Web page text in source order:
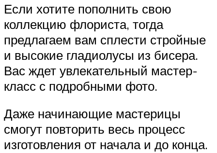
Если хотите пополнить свою
коллекцию флориста, тогда
предлагаем вам сплести стройные
и высокие гладиолусы из бисера.
Вас ждет увлекательный мастер-
класс с подробными фото.
Даже начинающие мастерицы
смогут повторить весь процесс
изготовления от начала и до конца.